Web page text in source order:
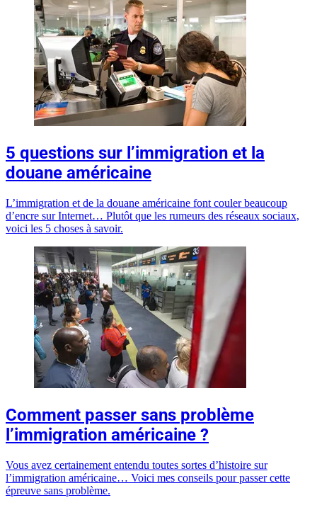
5 questions sur l’immigration et la
douane américaine
L’immigration et de la douane américaine font couler beaucoup
d’encre sur Internet… Plutôt que les rumeurs des réseaux sociaux,
voici les 5 choses à savoir.
Comment passer sans problème
l’immigration américaine ?
Vous avez certainement entendu toutes sortes d’histoire sur
l’immigration américaine… Voici mes conseils pour passer cette
épreuve sans problème.